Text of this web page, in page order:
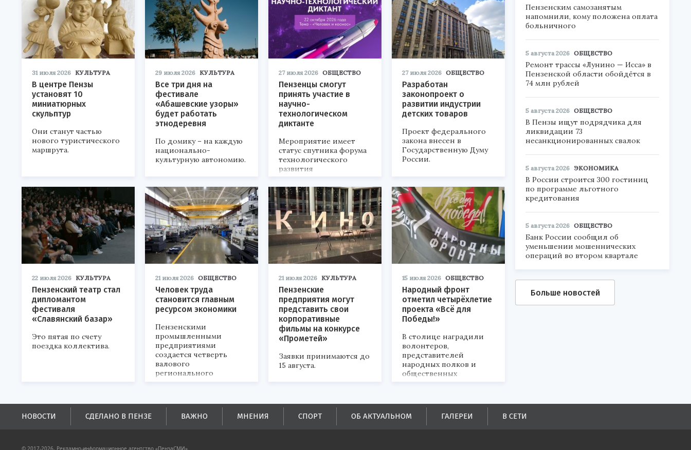
31 июля 2026 КУЛЬТУРА
В центре Пензы
установят 10
миниатюрных
скульптур
Они станут частью
нового туристического
маршрута.
29 июля 2026 КУЛЬТУРА
Все три дня на
фестивале
«Абашевские узоры»
будет работать
этнодеревня
По домику – на каждую
национально-
культурную автономию.
27 июля 2026 ОБЩЕСТВО
Пензенцы смогут
принять участие в
научно-
технологическом
диктанте
Мероприятие имеет
статус спутника форума
технологического
развития
«Технопром-2026».
27 июля 2026 ОБЩЕСТВО
Разработан
законопроект о
развитии индустрии
детских товаров
Проект федерального
закона внесен в
Государственную Думу
России.
22 июля 2026 КУЛЬТУРА
Пензенский театр стал
дипломантом
фестиваля
«Славянский базар»
Это пятая по счету
поездка коллектива.
21 июля 2026 ОБЩЕСТВО
Человек труда
становится главным
ресурсом экономики
Пензенскими
промышленными
предприятиями
создается четверть
валового
регионального
продукта и
поступлений в
бюджеты всех уровней.
21 июля 2026 КУЛЬТУРА
Пензенские
предприятия могут
представить свои
корпоративные
фильмы на конкурсе
«Прометей»
Заявки принимаются до
15 августа.
15 июля 2026 ОБЩЕСТВО
Народный фронт
отметил четырёхлетие
проекта «Всё для
Победы!»
В столице наградили
волонтеров,
представителей
народных полков и
общественных
объединений.
Пензенским самозанятым
напомнили, кому положена оплата
больничного
5 августа 2026 ОБЩЕСТВО
Ремонт трассы «Лунино — Исса» в
Пензенской области обойдётся в
74 млн рублей
5 августа 2026 ОБЩЕСТВО
В Пензы ищут подрядчика для
ликвидации 73
несанкционированных свалок
5 августа 2026 ЭКОНОМИКА
В России строится 300 гостиниц
по программе льготного
кредитования
5 августа 2026 ОБЩЕСТВО
Банк России сообщил об
уменьшении мошеннических
операций во втором квартале
Больше новостей
НОВОСТИ СДЕЛАНО В ПЕНЗЕ ВАЖНО МНЕНИЯ СПОРТ ОБ АКТУАЛЬНОМ ГАЛЕРЕИ В СЕТИ
© 2017-2026, Рекламно-информационное агентство «ПензаСМИ».